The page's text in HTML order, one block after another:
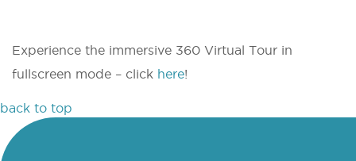
Experience the immersive 360 Virtual Tour in
fullscreen mode – click here!
back to top